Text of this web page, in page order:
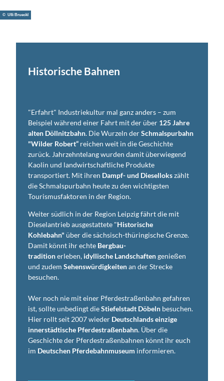
Besucherzentrum
im Kraftwerk
© Ulli Brueckl
Historische Bahnen
"Erfahrt" Industriekultur mal ganz anders – zum
Beispiel während einer Fahrt mit der über 125 Jahre
alten Döllnitzbahn. Die Wurzeln derSchmalspur­bahn
"Wilder Robert“ reichen weit in die Geschichte
zurück. Jahrzehnte­lang wurden damit überwiegend
Kaolin und landwirtschaftliche Produkte
transportiert. Mit ihren Dampf- und Diesel­lokszählt
die Schmalspurbahn heute zu den wichtigsten
Tourismus­faktoren in der Region.
Weiter südlich in der Region Leipzig fährt die mit
Dieselantrieb ausgestattete "Historische
Kohlebahn" über die sächsisch-thüringische Grenze.
Damit könnt ihr echte Bergbau­
traditionerleben, idyllische Land­schaftengenießen
und zudem Sehens­würdigkeitenan der Strecke
besuchen.
Wer noch nie mit einer Pferde­straßenbahn gefahren
ist, sollte unbedingt dieStiefelstadt Döbeln besuchen.
Hier rollt seit 2007 wieder Deutschlands einzige
innerstädtische Pferdestraßenbahn. Über die
Geschichte der Pferdestraßen­bahnen könnt ihr euch
im Deutschen Pferdebahnmuseum informieren.